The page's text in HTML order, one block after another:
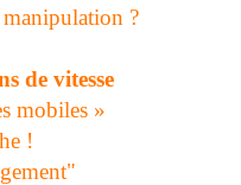
?
de vitesse
mobiles »
!